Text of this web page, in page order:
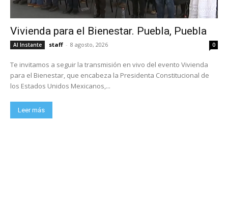
Vivienda para el Bienestar. Puebla, Puebla
Al Instante staff - 8 agosto, 2026 0
Te invitamos a seguir la transmisión en vivo del evento Vivienda
para el Bienestar, que encabeza la Presidenta Constitucional de
los Estados Unidos Mexicanos,...
Leer más